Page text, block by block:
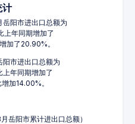
计
阳市进出口总额为
年同期增加了
加了20.90%。
市进出口总额为
年同期增加了
加14.00%。
岳阳市累计进出口总额）